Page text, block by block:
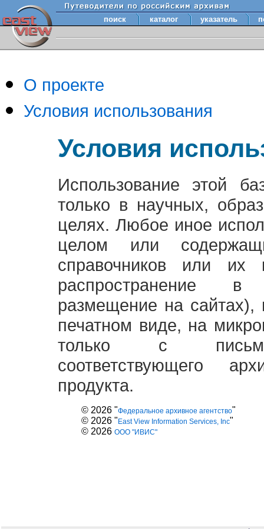
поиск каталог указатель
О проекте
Условия использования
Условия
Использование этой
только в научных,
целях. Любое иное
целом или
справочников или их
распространение
размещение на
печатном виде, на
только с
соответствующего
продукта.
© 2026 "Федеральное архивное агентство"
© 2026 " East View Information Services, Inc"
© 2026 ООО "ИВИС"